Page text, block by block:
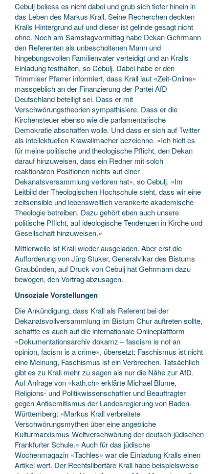
Cebulj beliess es nicht dabei und grub sich tiefer hinein in
das Leben des Markus Krall. Seine Recherchen deckten
Kralls Hintergrund auf und dieser ist gelinde gesagt nicht
ohne. Noch am Samstagvormittag habe Dekan Gehrmann
den Referenten als unbescholtenen Mann und
hingebungsvollen Familienvater verteidigt und an Kralls
Einladung festhalten, so Cebulj. Dabei habe er den
Trimmiser Pfarrer informiert, dass Krall laut «Zeit-Online»
massgeblich an der Finanzierung der Partei AfD
Deutschland beteiligt sei. Dass er mit
Verschwörungstheorien sympathisiere. Dass er die
Kirchensteuer ebenso wie die parlamentarische
Demokratie abschaffen wolle. Und dass er sich auf Twitter
als intellektuellen Krawallmacher bezeichne. «Ich hielt es
für meine politische und theologische Pflicht, den Dekan
darauf hinzuweisen, dass ein Redner mit solch
reaktionären Positionen nichts auf einer
Dekanatsversammlung verloren hat», so Cebulj. «Im
Leitbild der Theologischen Hochschule steht, dass wir eine
zeitsensible und lebensweltlich verankerte akademische
Theologie betreiben. Dazu gehört eben auch unsere
politische Pflicht, auf ideologische Tendenzen in Kirche und
Gesellschaft hinzuweisen.»
Mittlerweile ist Krall wieder ausgeladen. Aber erst die
Aufforderung von Jürg Stuker, Generalvikar des Bistums
Graubünden, auf Druck von Cebulj hat Gehrmann dazu
bewogen, den Vortrag abzusagen.
Unsoziale Vorstellungen
Die Ankündigung, dass Krall als Referent bei der
Dekanatsvollversammlung im Bistum Chur auftreten sollte,
schaffte es auch auf die internationale Onlineplattform
«Dokumentationsarchiv dokamz – fascism is not an
opinion, facism is a crime», übersetzt: Faschismus ist nicht
eine Meinung, Faschismus ist ein Verbrechen. Tatsächlich
gibt es zu Krall mehr zu sagen als nur die Nähe zur AfD.
Auf Anfrage von «kath.ch» erklärte Michael Blume,
Religions- und Politikwissenschaftler und Beauftragter
gegen Antisemitismus der Landesregierung von Baden-
Württemberg: «Markus Krall verbreitete
Verschwörungsmythen über eine angebliche
Kulturmarxismus-Weltverschwörung der deutsch-jüdischen
Frankfurter Schule.» Auch für das jüdische
Wochenmagazin «Tachles» war die Einladung Kralls einen
Artikel wert. Der Rechtslibertäre Krall habe beispielsweise